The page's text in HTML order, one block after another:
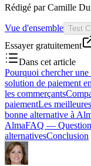
Rédigé par Camille
Vue d'ensemble Test
Essayer gratuitement
Dans cet article
Pourquoi chercher
solution de paiement
les commerçants
paiementLes
bonne alternative à
AlmaFAQ —
alternativesConclusion